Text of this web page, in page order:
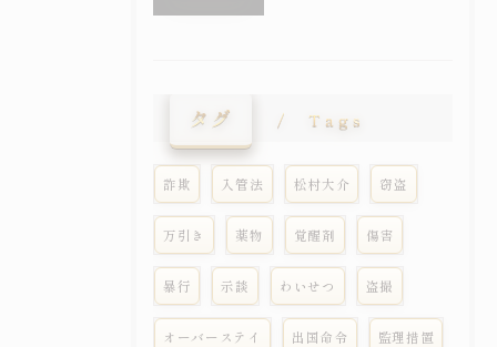
タグ Tags
詐欺 入管法 松村大介 窃盗
万引き 薬物 覚醒剤 傷害
暴行 示談 わいせつ 盗撮
オーバーステイ 出国命令 監理措置